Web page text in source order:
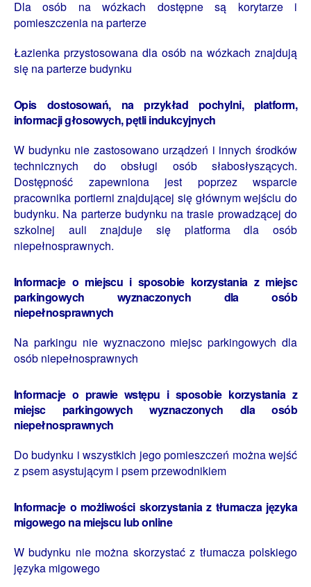
Dla osób na wózkach dostępne są korytarze i
pomieszczenia na parterze
Łazienka przystosowana dla osób na wózkach znajdują
się na parterze budynku
Opis dostosowań, na przykład pochylni, platform,
informacji głosowych, pętli indukcyjnych
W budynku nie zastosowano urządzeń i innych środków
technicznych do obsługi osób słabosłyszących.
Dostępność zapewniona jest poprzez wsparcie
pracownika portierni znajdującej się głównym wejściu do
budynku. Na parterze budynku na trasie prowadzącej do
szkolnej auli znajduje się platforma dla osób
niepełnosprawnych.
Informacje o miejscu i sposobie korzystania z miejsc
parkingowych wyznaczonych dla osób
niepełnosprawnych
Na parkingu nie wyznaczono miejsc parkingowych dla
osób niepełnosprawnych
Informacje o prawie wstępu i sposobie korzystania z
miejsc parkingowych wyznaczonych dla osób
niepełnosprawnych
Do budynku i wszystkich jego pomieszczeń można wejść
z psem asystującym i psem przewodnikiem
Informacje o możliwości skorzystania z tłumacza języka
migowego na miejscu lub online
W budynku nie można skorzystać z tłumacza polskiego
języka migowego